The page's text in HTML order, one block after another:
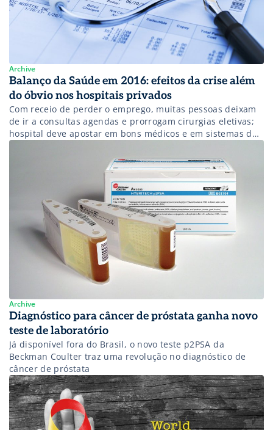
Archive
Balanço da Saúde em 2016: efeitos da crise além
do óbvio nos hospitais privados
Com receio de perder o emprego, muitas pessoas deixam
de ir a consultas agendas e prorrogam cirurgias eletivas;
hospital deve apostar em bons médicos e em sistemas de
Archive
Diagnóstico para câncer de próstata ganha novo
teste de laboratório
Já disponível fora do Brasil, o novo teste p2PSA da
Beckman Coulter traz uma revolução no diagnóstico de
câncer de próstata